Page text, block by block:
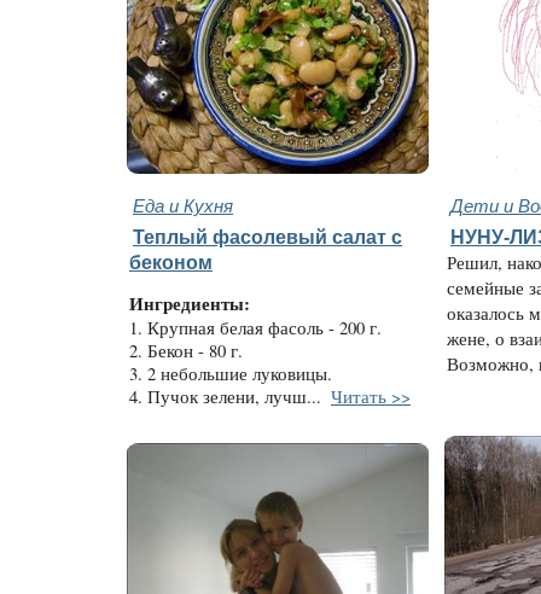
Еда и Кухня Дети и
Теплый фасолевый салат с
беконом
Ингредиенты:
1. Крупная белая фасоль - 200 г.
2. Бекон - 80 г.
3. 2 небольшие луковицы.
4. Пучок зелени, лучш... Читать >>
НУНУ-
Решил,
семейные
оказалось
жене, о
Возможно,